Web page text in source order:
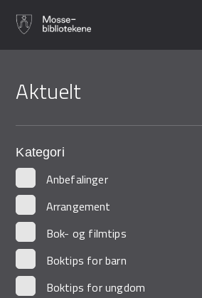
Digitale tjenester
Søk i våre databaser
hovedinnhold
Aktuelt
Kategori
Anbefalinger
Arrangement
Bok- og filmtips
Boktips for barn
Boktips for ungdom